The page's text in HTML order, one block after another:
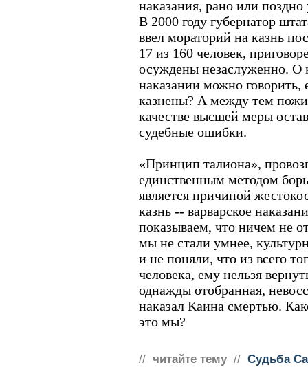
наказания, рано или поздно
В 2000 году губернатор
ввел мораторий на казнь
17 из 160 человек,
осуждены незаслуженно. О
наказании можно
казнены? А между тем
качестве высшей меры
судебные ошибки.
«Принцип талиона»,
единственным методом
является причиной
казнь -- варварское
показываем, что ничем не
мы не стали умнее,
и не поняли, что из всего
человека, ему нельзя
однажды отобранная,
наказал Каина смертью.
это мы?
// читайте тему // Судьба